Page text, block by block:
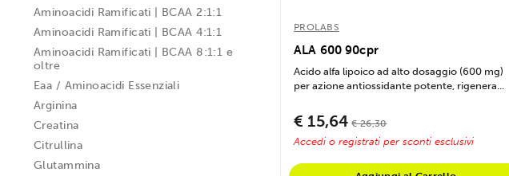
Aminoacidi Ramificati | BCAA 2:1:1
Aminoacidi Ramificati | BCAA 4:1:1
Aminoacidi Ramificati | BCAA 8:1:1 e
oltre
Eaa / Aminoacidi Essenziali
Arginina
Creatina
Citrullina
Glutammina
PROLABS
ALA 600 90cpr
Acido alfa lipoico ad alto dosaggio (600 mg)
per azione antiossidante potente, rigenera...
€ 15,64 € 26,30
Accedi o registrati per sconti esclusivi